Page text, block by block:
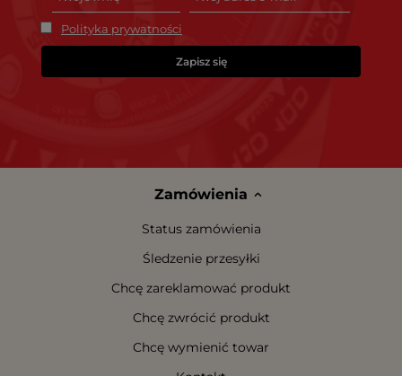
Polityka prywatności
Zapisz się
Zamówienia
Status zamówienia
Śledzenie przesyłki
Chcę zareklamować produkt
Chcę zwrócić produkt
Chcę wymienić towar